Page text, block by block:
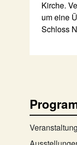
Kirche.
um eine
Schloss